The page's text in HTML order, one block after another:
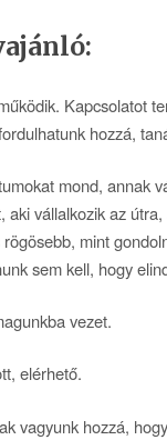
Kapcsolatot
hozzá,
mond, annak
aki vállalkozik az
mint
sem kell, hogy
vezet.
elérhető.
vagyunk hozzá,